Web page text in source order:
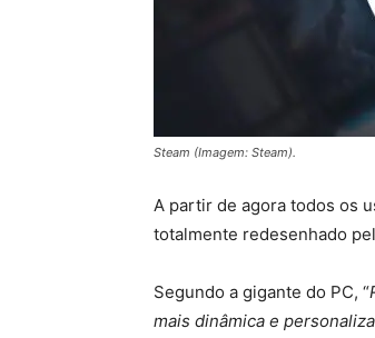
Steam (Imagem: Steam).
A partir de agora todos os
totalmente redesenhado
Segundo a gigante do PC, “
mais dinâmica e